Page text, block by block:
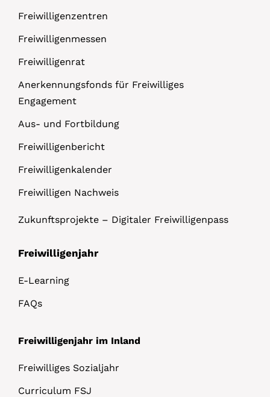
Freiwilligenzentren
Freiwilligenmessen
Freiwilligenrat
Anerkennungsfonds für Freiwilliges
Engagement
Aus- und Fortbildung
Freiwilligenbericht
Freiwilligenkalender
Freiwilligen Nachweis
Zukunftsprojekte – Digitaler Freiwilligenpass
Freiwilligenjahr
E-Learning
FAQs
Freiwilligenjahr im Inland
Freiwilliges Sozialjahr
Curriculum FSJ